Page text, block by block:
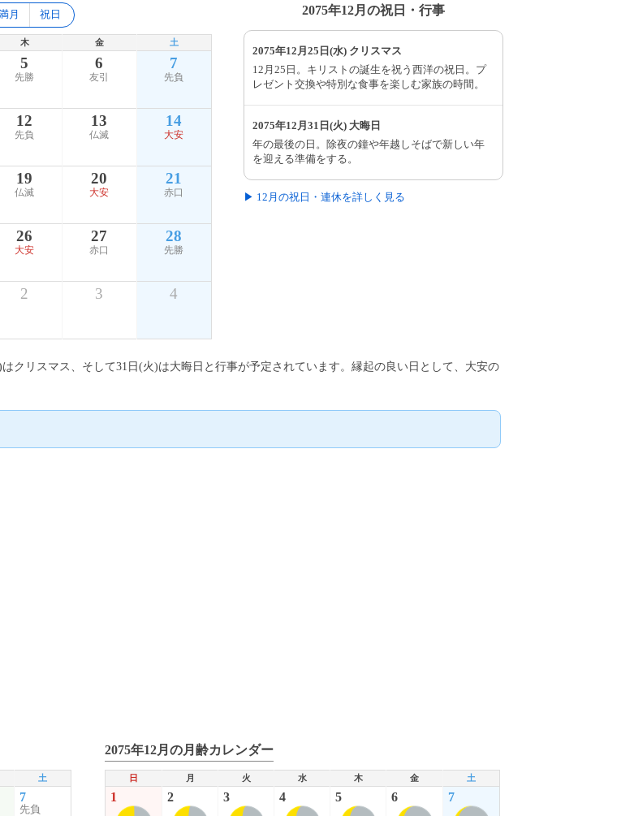
月 祝日
木 金 土
5
先勝
6
友引
7
先負
12
先負
13
仏滅
14
大安
19
仏滅
20
大安
21
赤口
26
大安
27
赤口
28
先勝
2 3 4
2075年12月の祝日・行事
2075年12月25日(水) クリスマス
12月25日。キリストの誕生を祝う西洋の祝日。プ
レゼント交換や特別な食事を楽しむ家族の時間。
2075年12月31日(火) 大晦日
年の最後の日。除夜の鐘や年越しそばで新しい年
を迎える準備をする。
▶ 12月の祝日・連休を詳しく見る
クリスマス、そして31日(火)は大晦日と行事が予定されています。縁起の良い日として、大安の
土
7
先負
2075年12月の月齢カレンダー
日 月 火 水 木 金 土
1 2 3 4 5 6 7